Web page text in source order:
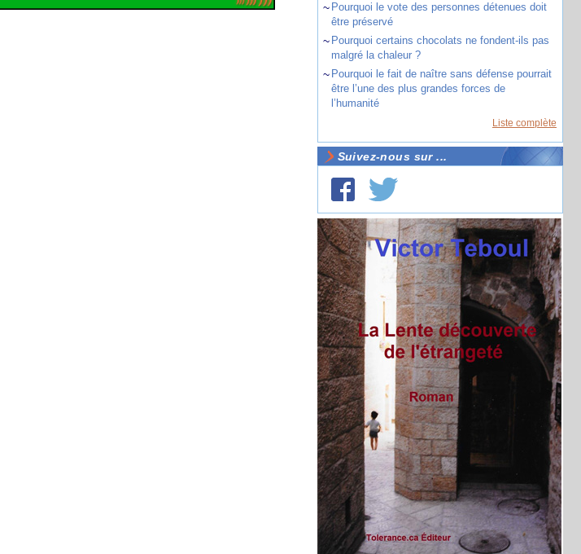
~ Pourquoi le vote des personnes détenues doit
être préservé
~ Pourquoi certains chocolats ne fondent-ils pas
malgré la chaleur ?
~ Pourquoi le fait de naître sans défense pourrait
être l’une des plus grandes forces de
l’humanité
Liste complète
Suivez-nous sur ...